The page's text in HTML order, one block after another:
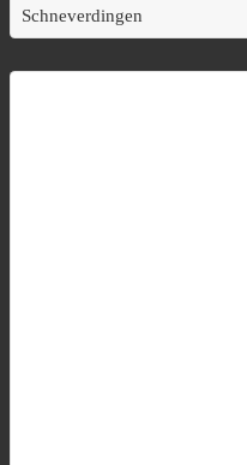
Schneverdingen